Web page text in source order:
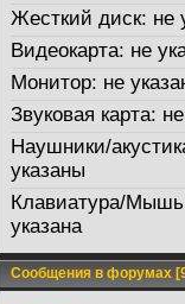
Жесткий диск: не
Видеокарта: не
Монитор: не
Звуковая карта:
Наушники/
указаны
Клавиатура/
указана
Сообщения в форумах